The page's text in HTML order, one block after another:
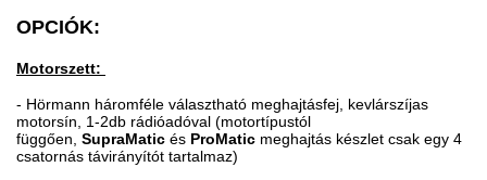
OPCIÓK:
Motorszett:
- Hörmann háromféle választható meghajtásfej, kevlárszíjas
motorsín, 1-2db rádióadóval (motortípustól
függően, SupraMatic és ProMatic meghajtás készlet csak egy 4
csatornás távirányítót tartalmaz)